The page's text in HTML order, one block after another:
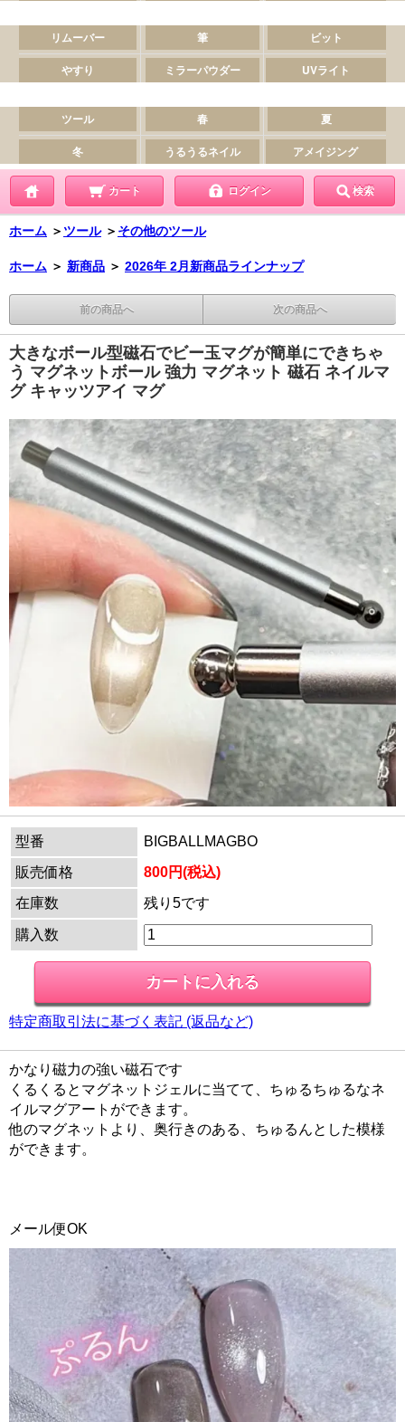
カート ログイン 検索
ホーム ＞ ツール ＞ その他のツール
ホーム ＞ 新商品 ＞ 2026年 2月新商品ラインナップ
前の商品へ 次の商品へ
大きなボール型磁石でビー玉マグが簡単にできちゃ
う マグネットボール 強力 マグネット 磁石 ネイルマ
グ キャッツアイ マグ
型番
BIGBALLMAGBO
販売価格
800円(税込)
在庫数
残り5です
購入数
特定商取引法に基づく表記 (返品など)
かなり磁力の強い磁石です
くるくるとマグネットジェルに当てて、ちゅるちゅるなネ
イルマグアートができます。
他のマグネットより、奥行きのある、ちゅるんとした模様
ができます。
メール便OK